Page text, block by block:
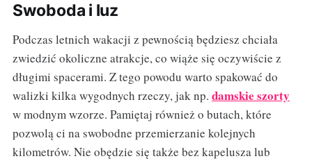
Swoboda i luz
Podczas letnich wakacji z pewnością będziesz chciała
zwiedzić okoliczne atrakcje, co wiąże się oczywiście z
długimi spacerami. Z tego powodu warto spakować do
walizki kilka wygodnych rzeczy, jak np. damskie szorty
w modnym wzorze. Pamiętaj również o butach, które
pozwolą ci na swobodne przemierzanie kolejnych
kilometrów. Nie obędzie się także bez kapelusza lub